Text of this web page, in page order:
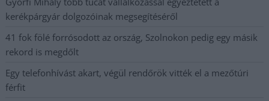
kerékpárgyár dolgozóinak megsegítéséről
41 fok fölé forrósodott az ország, Szolnokon pedig egy másik
rekord is megdőlt
Egy telefonhívást akart, végül rendőrök vitték el a mezőtúri
férfit